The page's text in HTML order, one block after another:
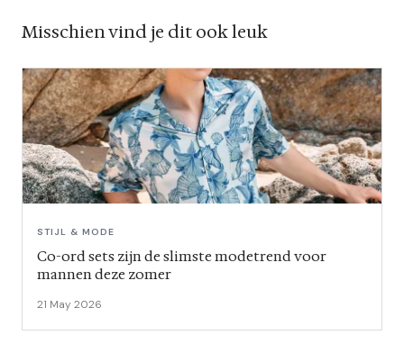
Misschien vind je dit ook leuk
STIJL & MODE
Co-ord sets zijn de slimste modetrend voor
mannen deze zomer
21 May 2026